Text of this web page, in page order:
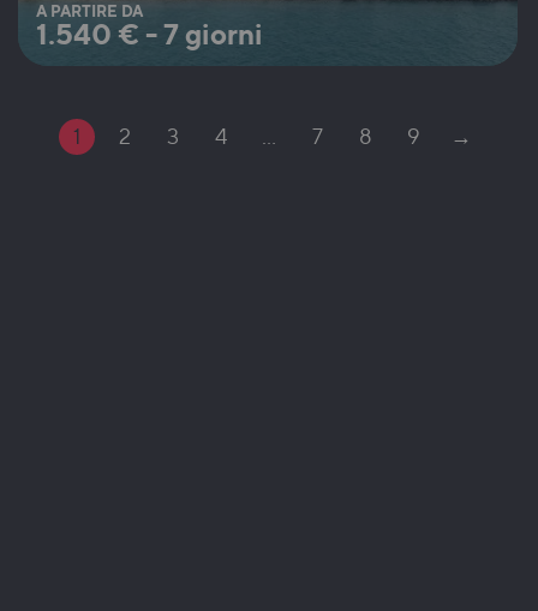
A PARTIRE DA
1.540 € -7 giorni
1 2 3 4 7 8 9 →